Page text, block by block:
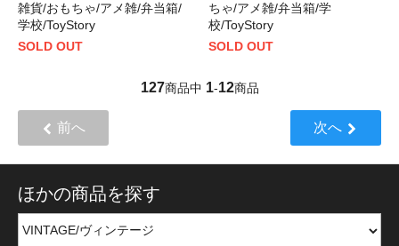
雑貨/おもちゃ/アメ雑/弁当箱/
学校/ToyStory
SOLD OUT
ちゃ/アメ雑/弁当箱/学
校/ToyStory
SOLD OUT
127商品中 1-12商品
前へ 次へ
ほかの商品を探す